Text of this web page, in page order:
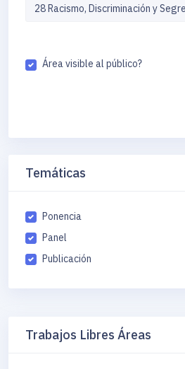
Área visible al público?
Temáticas
Ponencia
Panel
Publicación
Trabajos Libres Áreas